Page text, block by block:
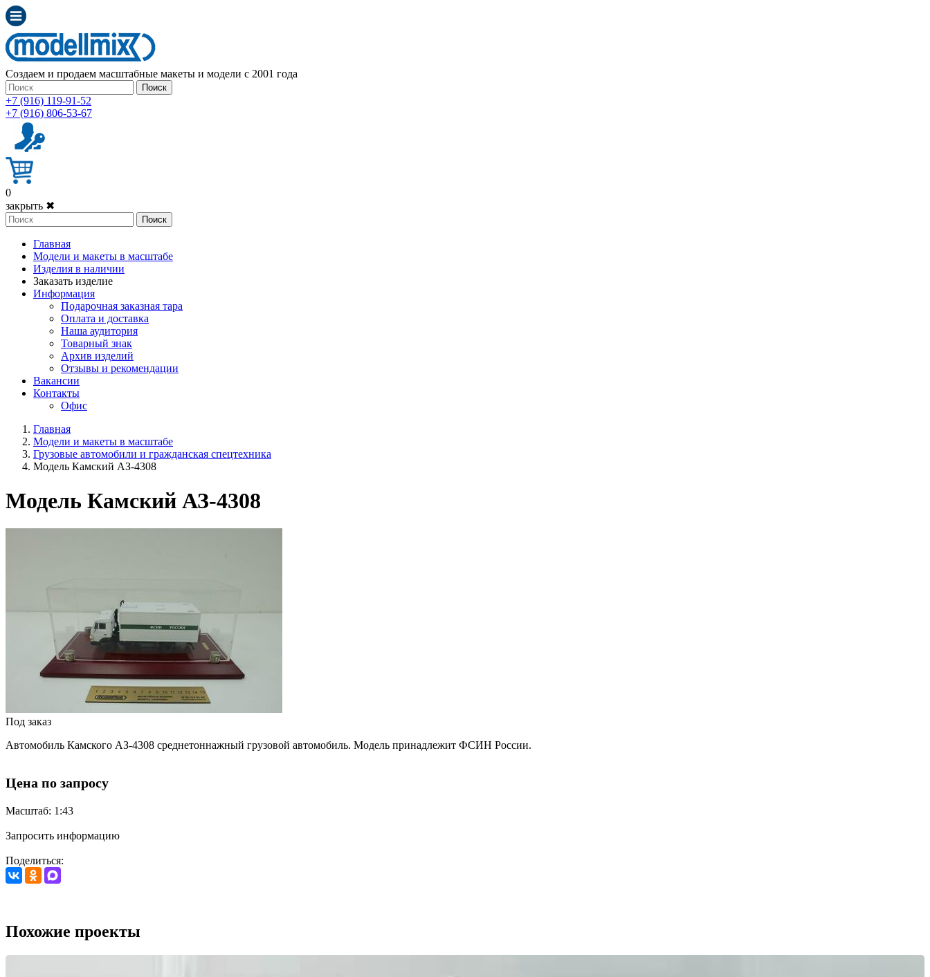
Создаем и продаем масштабные макеты и модели с 2001 года
Поиск
+7 (916) 119-91-52
+7 (916) 806-53-67
0
закрыть ✖
Поиск
Главная
Модели и макеты в масштабе
Изделия в наличии
Заказать изделие
Информация
Подарочная заказная тара
Оплата и доставка
Наша аудитория
Товарный знак
Архив изделий
Отзывы и рекомендации
Вакансии
Контакты
Офис
Главная
Модели и макеты в масштабе
Грузовые автомобили и гражданская спецтехника
Модель Камский АЗ-4308
Модель Камский АЗ-4308
Под заказ
Автомобиль Камского АЗ-4308 среднетоннажный грузовой автомобиль. Модель принадлежит ФСИН России.
Цена по запросу
Масштаб: 1:43
Запросить информацию
Поделиться:
Похожие проекты